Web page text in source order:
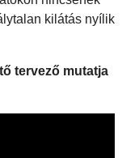
kilátás nyílik
tervező mutatja